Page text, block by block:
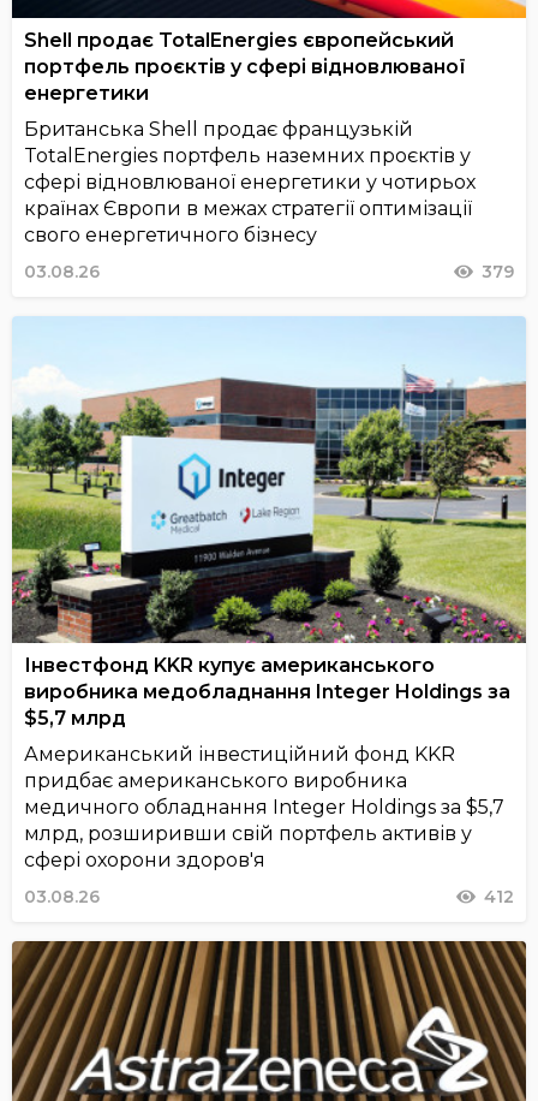
Shell продає TotalEnergies європейський
портфель проєктів у сфері відновлюваної
енергетики
Британська Shell продає французькій
TotalEnergies портфель наземних проєктів у
сфері відновлюваної енергетики у чотирьох
країнах Європи в межах стратегії оптимізації
свого енергетичного бізнесу
03.08.26 379
Інвестфонд KKR купує американського
виробника медобладнання Integer Holdings за
$5,7 млрд
Американський інвестиційний фонд KKR
придбає американського виробника
медичного обладнання Integer Holdings за $5,7
млрд, розширивши свій портфель активів у
сфері охорони здоров'я
03.08.26 412